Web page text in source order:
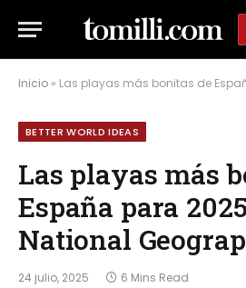
Inicio » Las playas más bonitas de España para
BETTER WORLD IDEAS
Las playas más
España para
National
24 julio, 2025 6 Mins Read